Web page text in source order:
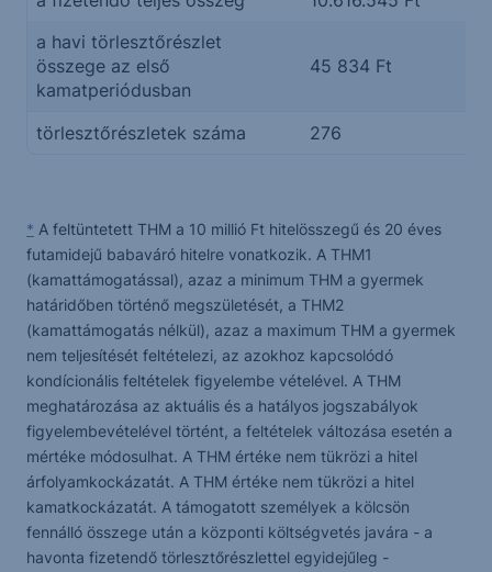
a havi törlesztőrészlet
összege az első
kamatperiódusban
45 834 Ft
törlesztőrészletek száma 276
* A feltüntetett THM a 10 millió Ft hitelösszegű és 20 éves
futamidejű babaváró hitelre vonatkozik. A THM1
(kamattámogatással), azaz a minimum THM a gyermek
határidőben történő megszületését, a THM2
(kamattámogatás nélkül), azaz a maximum THM a gyermek
nem teljesítését feltételezi, az azokhoz kapcsolódó
kondícionális feltételek figyelembe vételével. A THM
meghatározása az aktuális és a hatályos jogszabályok
figyelembevételével történt, a feltételek változása esetén a
mértéke módosulhat. A THM értéke nem tükrözi a hitel
árfolyamkockázatát. A THM értéke nem tükrözi a hitel
kamatkockázatát. A támogatott személyek a kölcsön
fennálló összege után a központi költségvetés javára - a
havonta fizetendő törlesztőrészlettel egyidejűleg -